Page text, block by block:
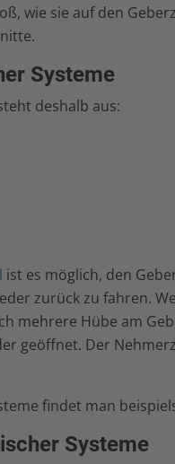
wie sie auf den
Systeme
deshalb aus:
ist es möglich, den
zurück zu fahren.
mehrere Hübe am
geöffnet. Der
findet man
Systeme